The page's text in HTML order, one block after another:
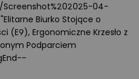
04-
Biurko Stojące o
(E9), Ergonomiczne Krzesło z
Podparciem